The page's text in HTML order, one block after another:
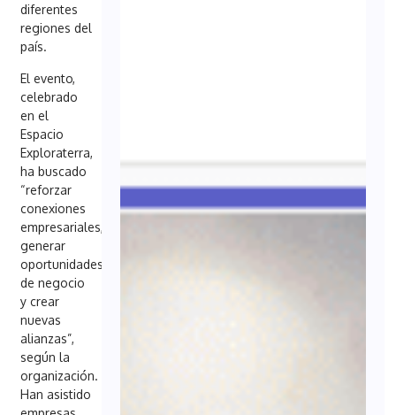
diferentes
regiones del
país.
El evento,
celebrado
en el
Espacio
Exploraterra,
ha buscado
“reforzar
conexiones
empresariales,
generar
oportunidades
de negocio
y crear
nuevas
alianzas”,
según la
organización.
Han asistido